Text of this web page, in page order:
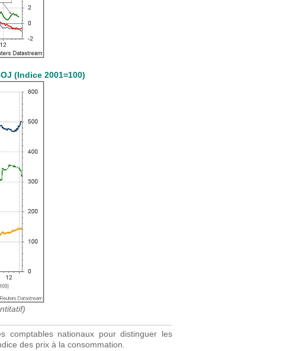
(Indice 2001=100)
nationaux pour distinguer les
des prix à la consommation.